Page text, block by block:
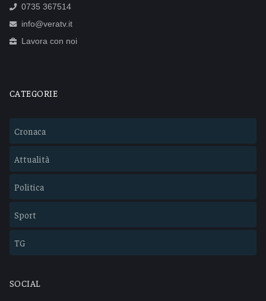
0735 367514
info@veratv.it
Lavora con noi
CATEGORIE
Cronaca
Attualità
Politica
Sport
TG
SOCIAL